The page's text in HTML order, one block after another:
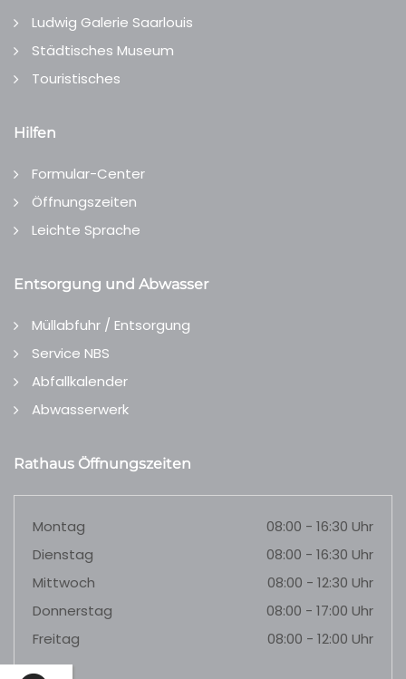
Ludwig Galerie Saarlouis
Städtisches Museum
Touristisches
Hilfen
Formular-Center
Öffnungszeiten
Leichte Sprache
Entsorgung und Abwasser
Müllabfuhr / Entsorgung
Service NBS
Abfallkalender
Abwasserwerk
Rathaus Öffnungszeiten
Montag
08:00 - 16:30 Uhr
Dienstag
08:00 - 16:30 Uhr
Mittwoch
08:00 - 12:30 Uhr
Donnerstag
08:00 - 17:00 Uhr
Freitag
08:00 - 12:00 Uhr